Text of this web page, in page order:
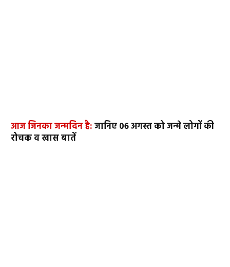
आज जिनका जन्मदिन है:जानिए 06 अगस्त को जन्मे लोगों की
रोचक व खास बातें